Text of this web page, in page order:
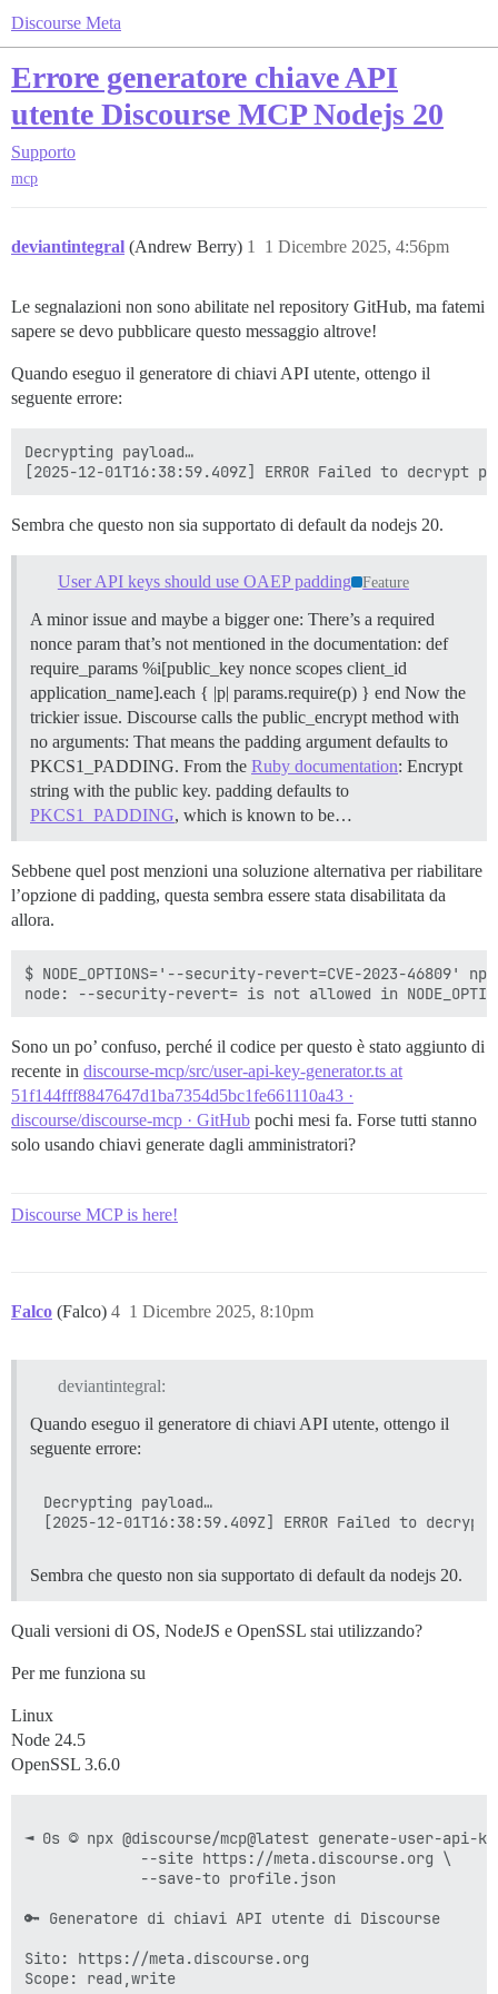
Discourse Meta
Errore generatore chiave API
utente Discourse MCP Nodejs 20
Supporto
mcp
deviantintegral (Andrew Berry) 1 Dicembre 2025, 4:56pm
1
Le segnalazioni non sono abilitate nel repository GitHub, ma fatemi
sapere se devo pubblicare questo messaggio altrove!
Quando eseguo il generatore di chiavi API utente, ottengo il
seguente errore:
Decrypting payload…
Sembra che questo non sia supportato di default da nodejs 20.
User API keys should use OAEP padding Feature
A minor issue and maybe a bigger one: There’s a required
nonce param that’s not mentioned in the documentation: def
require_params %i[public_key nonce scopes client_id
application_name].each { |p| params.require(p) } end Now the
trickier issue. Discourse calls the public_encrypt method with
no arguments: That means the padding argument defaults to
PKCS1_PADDING. From the Ruby documentation: Encrypt
string with the public key. padding defaults to
PKCS1_PADDING, which is known to be…
Sebbene quel post menzioni una soluzione alternativa per riabilitare
l’opzione di padding, questa sembra essere stata disabilitata da
allora.
$ NODE_OPTIONS='--security-revert=CVE-2023-
Sono un po’ confuso, perché il codice per questo è stato aggiunto di
recente in discourse-mcp/src/user-api-key-generator.ts at
51f144fff8847647d1ba7354d5bc1fe661110a43 ·
discourse/discourse-mcp · GitHub pochi mesi fa. Forse tutti stanno
solo usando chiavi generate dagli amministratori?
Discourse MCP is here!
Falco (Falco) 1 Dicembre 2025, 8:10pm
4
deviantintegral:
Quando eseguo il generatore di chiavi API utente, ottengo il
seguente errore:
Decrypting payload…
Sembra che questo non sia supportato di default da nodejs 20.
Quali versioni di OS, NodeJS e OpenSSL stai utilizzando?
Per me funziona su
Linux
Node 24.5
OpenSSL 3.6.0
◄ 0s ◎ npx @discourse/mcp@latest generate-user-api-
             --site https://meta.discourse.org \
             --save-to profile.json
🔑 Generatore di chiavi API utente di Discourse
Sito: https://meta.discourse.org
Scope: read,write